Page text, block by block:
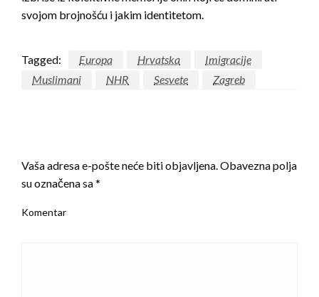
svojom brojnošću i jakim identitetom.
Tagged: Europa Hrvatska
Imigracije
Muslimani
NHR Sesvete Zagreb
Vaša adresa e-pošte neće biti objavljena. Obavezna polja
su označena sa*
Komentar